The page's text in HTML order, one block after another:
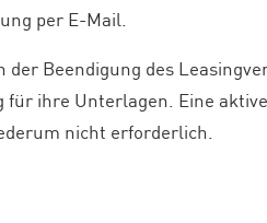
per E-Mail.
der Beendigung des
für ihre Unterlagen. Eine
nicht erforderlich.